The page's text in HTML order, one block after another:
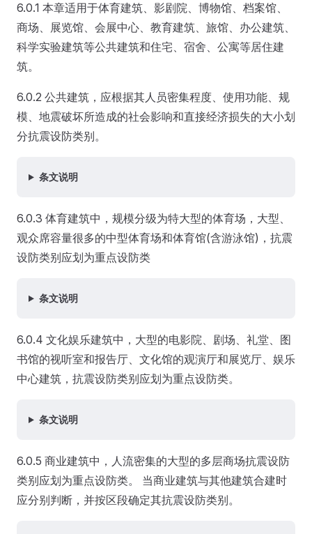
6.0.1 本章适用于体育建筑、影剧院、博物馆、档案馆、
商场、展览馆、会展中心、教育建筑、旅馆、办公建筑、
科学实验建筑等公共建筑和住宅、宿舍、公寓等居住建
筑。
6.0.2 公共建筑，应根据其人员密集程度、使用功能、规
模、地震破坏所造成的社会影响和直接经济损失的大小划
分抗震设防类别。
条文说明
6.0.3 体育建筑中，规模分级为特大型的体育场，大型、
观众席容量很多的中型体育场和体育馆(含游泳馆)，抗震
设防类别应划为重点设防类
条文说明
6.0.4 文化娱乐建筑中，大型的电影院、剧场、礼堂、图
书馆的视听室和报告厅、文化馆的观演厅和展览厅、娱乐
中心建筑，抗震设防类别应划为重点设防类。
条文说明
6.0.5 商业建筑中，人流密集的大型的多层商场抗震设防
类别应划为重点设防类。 当商业建筑与其他建筑合建时
应分别判断，并按区段确定其抗震设防类别。